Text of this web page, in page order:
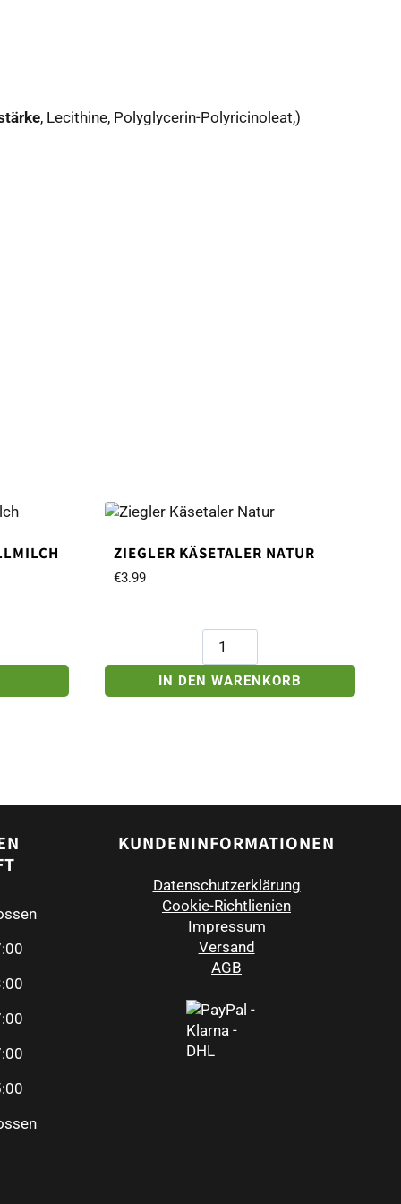
, Lecithine, Polyglycerin-Polyricinoleat,)
ZIEGLER KÄSETALER NATUR
€3.99
Ziegler
Käsetaler
Natur
Menge
IN DEN WARENKORB
KUNDENINFORMATIONEN
Datenschutzerklärung
Cookie-Richtlienien
Impressum
Versand
AGB